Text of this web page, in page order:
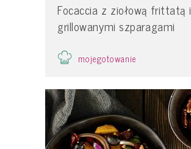
Focaccia z ziołową frittatą i
grillowanymi szparagami
mojegotowanie